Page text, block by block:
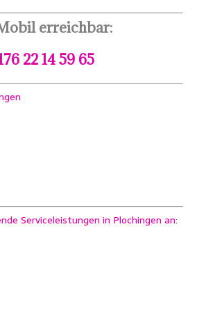
erreichbar:
22 14 59 65
Serviceleistungen in Plochingen an: